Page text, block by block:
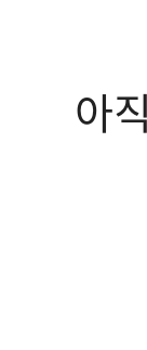
아